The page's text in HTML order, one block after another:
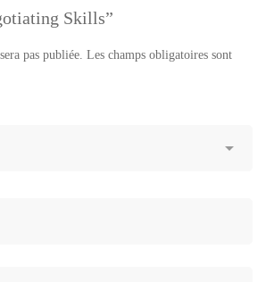
Skills”
pas publiée. Les champs obligatoires sont